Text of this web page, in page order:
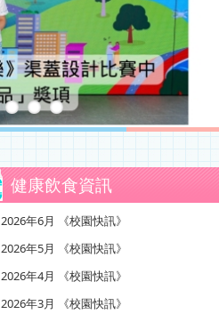
健康飲食資訊
2026年6月 《校園快訊》
2026年5月 《校園快訊》
2026年4月 《校園快訊》
2026年3月 《校園快訊》